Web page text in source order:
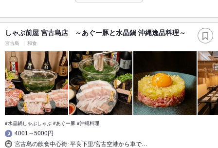
しゃぶ前屋 宮古島店 ～あぐー豚と水晶鍋 沖縄逸品料理～
宮古島 和食
#水晶鍋しゃぶしゃぶ #あぐー豚 #沖縄料理
4001～5000円
宮古島の飲食中心街･平良下里/宮古空港から車で…